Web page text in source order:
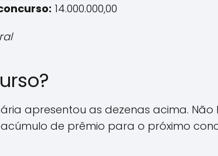
14.000.000,00
apresentou as dezenas acima.
de prêmio para o próximo